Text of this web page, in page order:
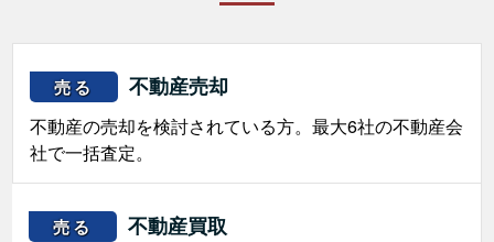
売る 不動産売却
不動産の売却を検討されている方。最大6社の不動産会
社で一括査定。
売る 不動産買取